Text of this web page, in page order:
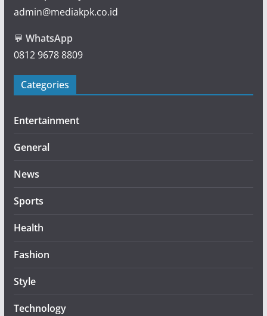
admin@mediakpk.co.id
💬 WhatsApp
0812 9678 8809
Categories
Entertainment
General
News
Sports
Health
Fashion
Style
Technology